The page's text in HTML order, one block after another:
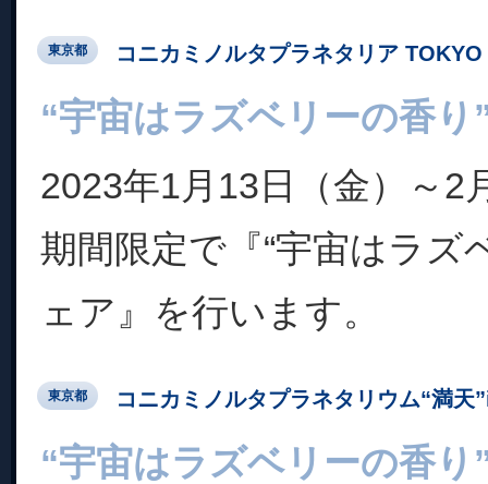
東京都 コニカミノルタプラネタリア TOKYO
“宇宙はラズベリーの香り
2023年1月13日（金）～2
期間限定で『“宇宙はラズ
ェア』を行います。
東京都 コニカミノルタプラネタリウム“満
“宇宙はラズベリーの香り